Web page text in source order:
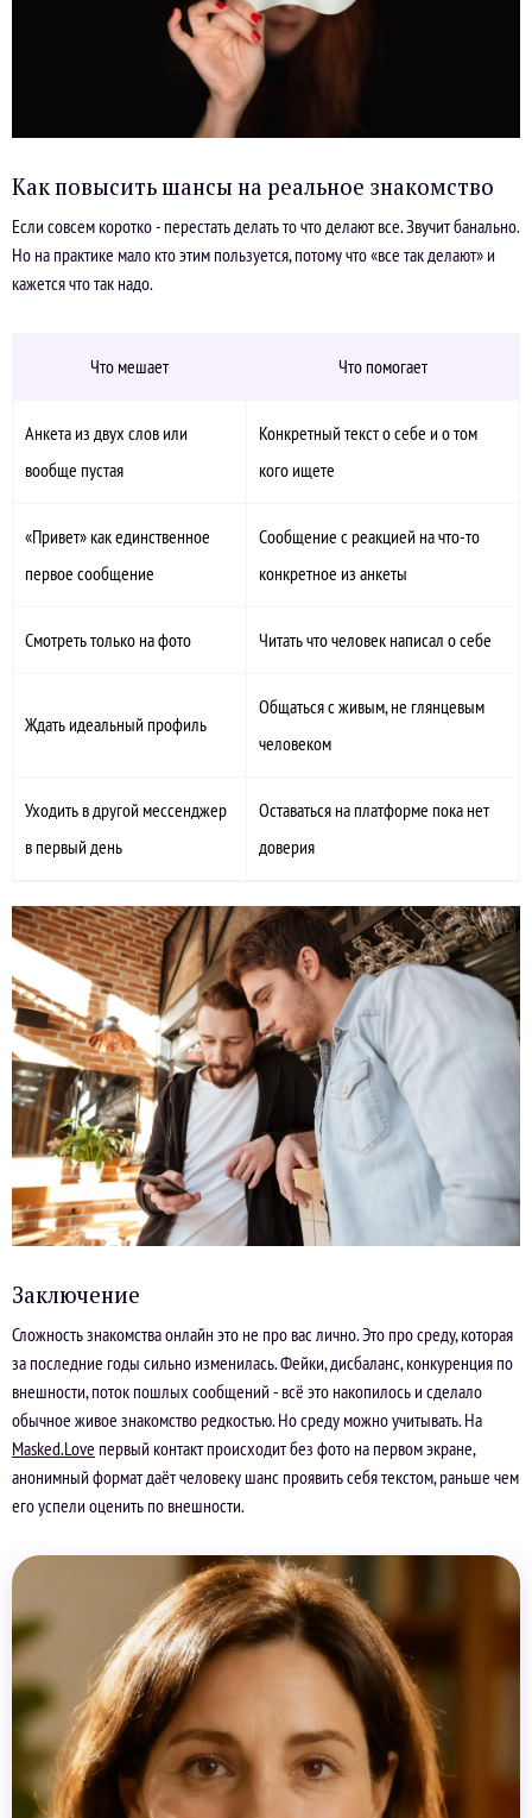
Как повысить шансы на реальное знакомство
Если совсем коротко - перестать делать то что делают все. Звучит банально.
Но на практике мало кто этим пользуется, потому что «все так делают» и
кажется что так надо.
Что мешает Что помогает
Анкета из двух слов или
вообще пустая
Конкретный текст о себе и о том
кого ищете
«Привет» как единственное
первое сообщение
Сообщение с реакцией на что-то
конкретное из анкеты
Смотреть только на фото Читать что человек написал о себе
Ждать идеальный профиль
Общаться с живым, не глянцевым
человеком
Уходить в другой мессенджер
в первый день
Оставаться на платформе пока нет
доверия
Заключение
Сложность знакомства онлайн это не про вас лично. Это про среду, которая
за последние годы сильно изменилась. Фейки, дисбаланс, конкуренция по
внешности, поток пошлых сообщений - всё это накопилось и сделало
обычное живое знакомство редкостью. Но среду можно учитывать. На
Masked.Love первый контакт происходит без фото на первом экране,
анонимный формат даёт человеку шанс проявить себя текстом, раньше чем
его успели оценить по внешности.